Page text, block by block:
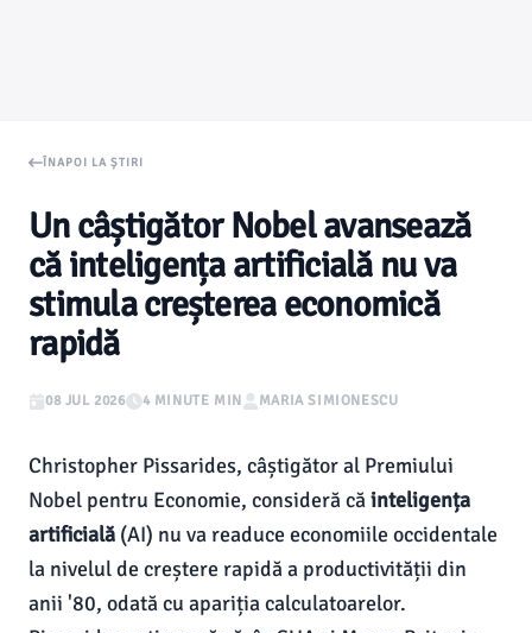
ÎNAPOI LA ȘTIRI
Un câștigător Nobel avansează
că inteligența artificială nu va
stimula creșterea economică
rapidă
08 JUL 2026 4 MINUTE MIN MARIA SIMIONESCU
Christopher Pissarides, câștigător al Premiului
Nobel pentru Economie, consideră căinteligența
artificială (AI) nu va readuce economiile occidentale
la nivelul de creștere rapidă a productivității din
anii '80, odată cu apariția calculatoarelor.